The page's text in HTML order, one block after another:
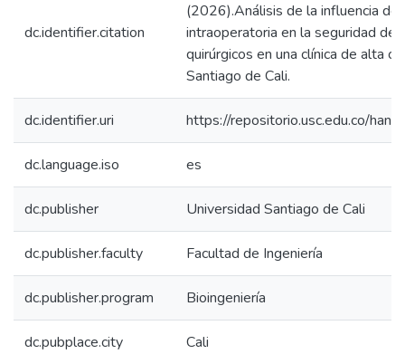
dc.identifier.citation
(2026).Análisis de la influencia de
intraoperatoria en la seguridad
quirúrgicos en una clínica de alta
Santiago de Cali.
dc.identifier.uri https://repositorio.usc.edu.co/
dc.language.iso es
dc.publisher Universidad Santiago de Cali
dc.publisher.faculty Facultad de Ingeniería
dc.publisher.program Bioingeniería
dc.pubplace.city Cali